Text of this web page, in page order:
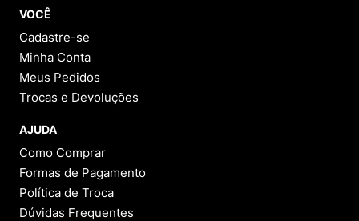
VOCÊ
Cadastre-se
Minha Conta
Meus Pedidos
Trocas e Devoluções
AJUDA
Como Comprar
Formas de Pagamento
Política de Troca
Dúvidas Frequentes